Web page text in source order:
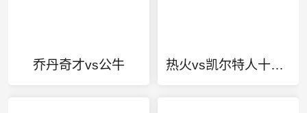
乔丹奇才vs公牛 热火vs凯尔特人十佳球